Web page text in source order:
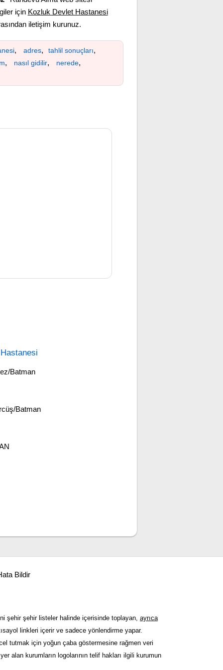
için Kozluk Devlet Hastanesi
iletişim kurunuz.
, adres, tahlil sonuçları,
, nasıl gidilir, nerede,
Batman
Batman
Bildir
şehir şehir listeler halinde içerisinde toplayan, ayrıca
linkleri içerir ve sadece yönlendirme yapar.
tutmak için yoğun çaba göstermesine rağmen veri
alan kurumların logolarının telif hakları ilgili kurumun